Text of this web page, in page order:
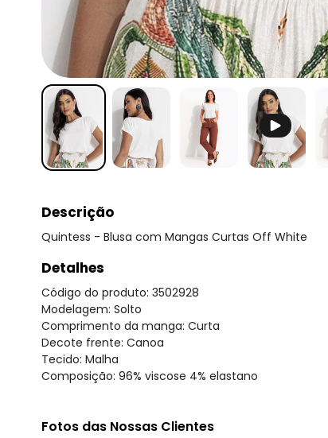
Descrição
Quintess - Blusa com Mangas Curtas Off White
Detalhes
Código do produto: 3502928
Modelagem: Solto
Comprimento da manga: Curta
Decote frente: Canoa
Tecido: Malha
Composição: 96% viscose 4% elastano
Fotos das Nossas Clientes